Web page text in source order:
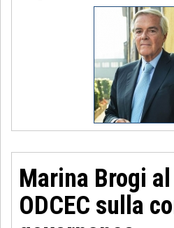
Marina Brogi
ODCEC sulla